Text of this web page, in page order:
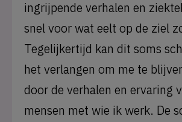
ingrijpende verhalen en
snel voor wat eelt op de ziel
Tegelijkertijd kan dit soms
het verlangen om me te
door de verhalen en ervaring
mensen met wie ik werk. De